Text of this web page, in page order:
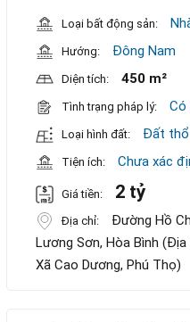
Loại bất động sản:
Hướng: Đông Nam
Diện tích: 450 m²
Tình trạng pháp lý: Có
Loại hình đất: Đất
Tiện ích: Chưa xác
Giá tiền: 2 tỷ
Địa chỉ:
Đường Hồ
Lương Sơn, Hòa Bình
Xã Cao Dương, Phú Thọ)